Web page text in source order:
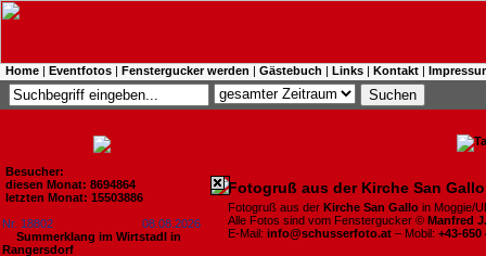
Home | Eventfotos | Fenstergucker werden | Gästebuch | Links | Kontakt |
Besucher:
diesen Monat: 8694864
letzten Monat: 15503886
Nr. 18802
08.08.2026
Summerklang im Wirtstadl in
Rangersdorf
Fotogruß aus der Kirche San
Fotogruß aus der Kirche San Gallo in Moggie/
Alle Fotos sind vom Fenstergucker © Manfred
E-Mail: info@schusserfoto.at – Mobil: +43-650